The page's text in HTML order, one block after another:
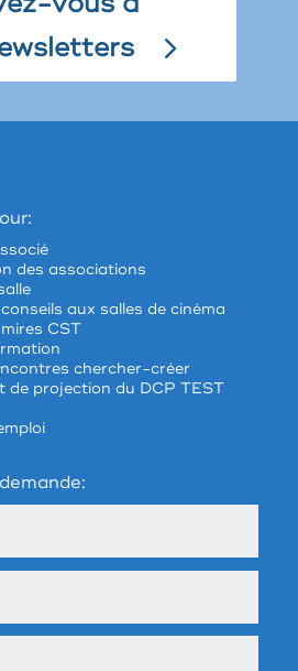
des associations
aux salles de cinéma
CST
chercher-créer
de projection du DCP TEST